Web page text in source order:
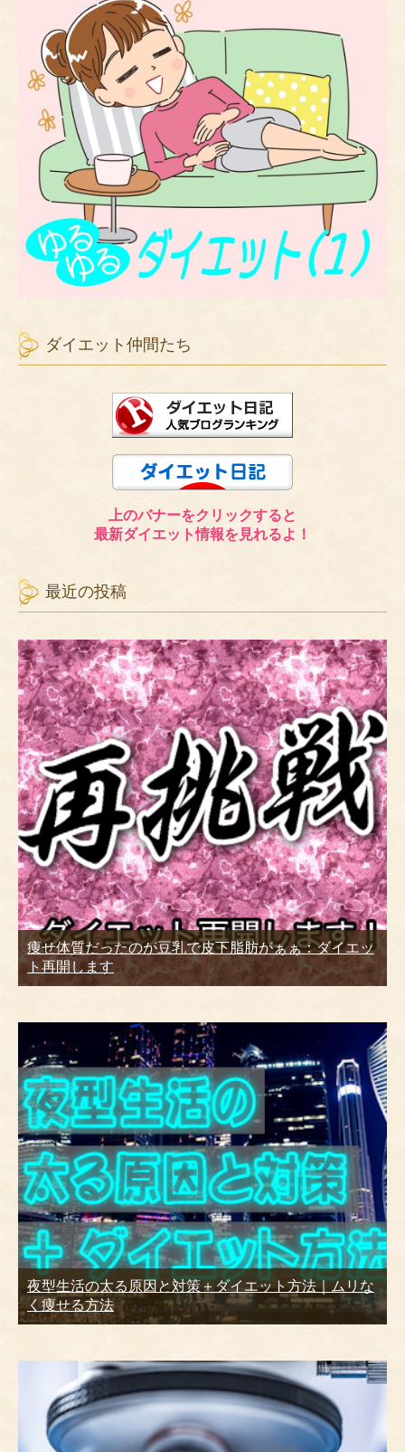
ダイエット仲間たち
上のバナーをクリックすると
最新ダイエット情報を見れるよ！
最近の投稿
痩せ体質だったのが豆乳で皮下脂肪がぁぁ：ダイエッ
ト再開します
夜型生活の太る原因と対策＋ダイエット方法｜ムリな
く痩せる方法